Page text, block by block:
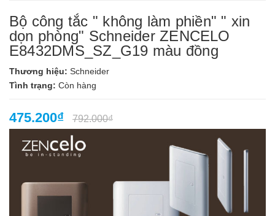
Bộ công tắc " không làm phiền" " xin
dọn phòng" Schneider ZENCELO
E8432DMS_SZ_G19 màu đồng
Thương hiệu: Schneider
Tình trạng: Còn hàng
475.200₫ 792.000₫